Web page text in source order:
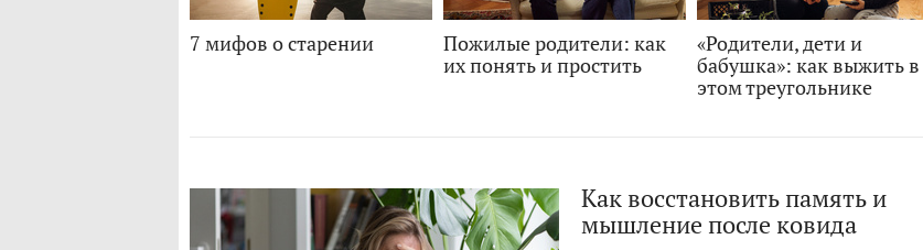
7 мифов о старении
Пожилые родители: как
их понять и простить
«Родители, дети и
бабушка»: как выжить в
этом треугольнике
Как восстановить память и
мышление после ковида